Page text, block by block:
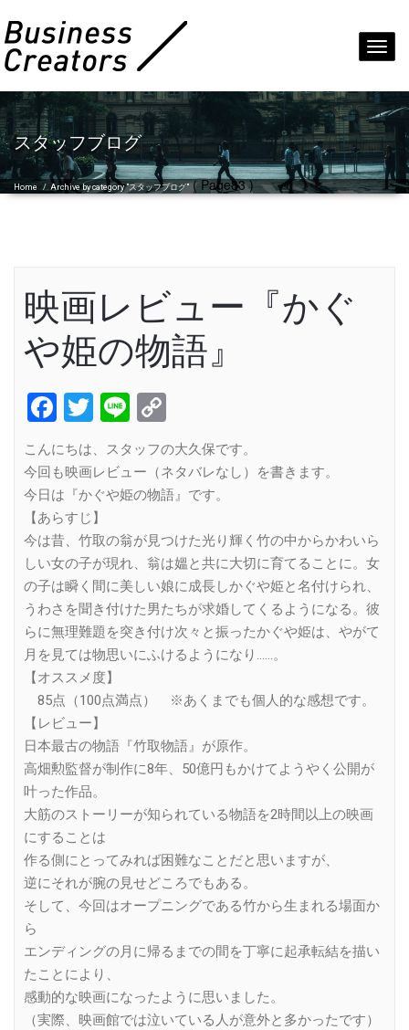
スタッフブログ
Home /Archive by category "スタッフブログ"( Page83 )
映画レビュー『かぐ
や姫の物語』
Facebook
Twitter
Line
Link
こんにちは、スタッフの大久保です。
今回も映画レビュー（ネタバレなし）を書きます。
今日は『かぐや姫の物語』です。
【あらすじ】
今は昔、竹取の翁が見つけた光り輝く竹の中からかわいら
しい女の子が現れ、翁は媼と共に大切に育てることに。女
の子は瞬く間に美しい娘に成長しかぐや姫と名付けられ、
うわさを聞き付けた男たちが求婚してくるようになる。彼
らに無理難題を突き付け次々と振ったかぐや姫は、やがて
月を見ては物思いにふけるようになり……。
【オススメ度】
85点（100点満点） ※あくまでも個人的な感想です。
【レビュー】
日本最古の物語『竹取物語』が原作。
高畑勲監督が制作に8年、50億円もかけてようやく公開が
叶った作品。
大筋のストーリーが知られている物語を2時間以上の映画
にすることは
作る側にとってみれば困難なことだと思いますが、
逆にそれが腕の見せどころでもある。
そして、今回はオープニングである竹から生まれる場面か
ら
エンディングの月に帰るまでの間を丁寧に起承転結を描い
たことにより、
感動的な映画になったように思いました。
（実際、映画館では泣いている人が意外と多かったです）